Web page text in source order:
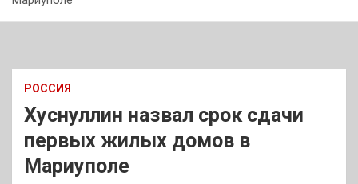
РОССИЯ
Хуснуллин назвал срок сдачи
первых жилых домов в
Мариуполе